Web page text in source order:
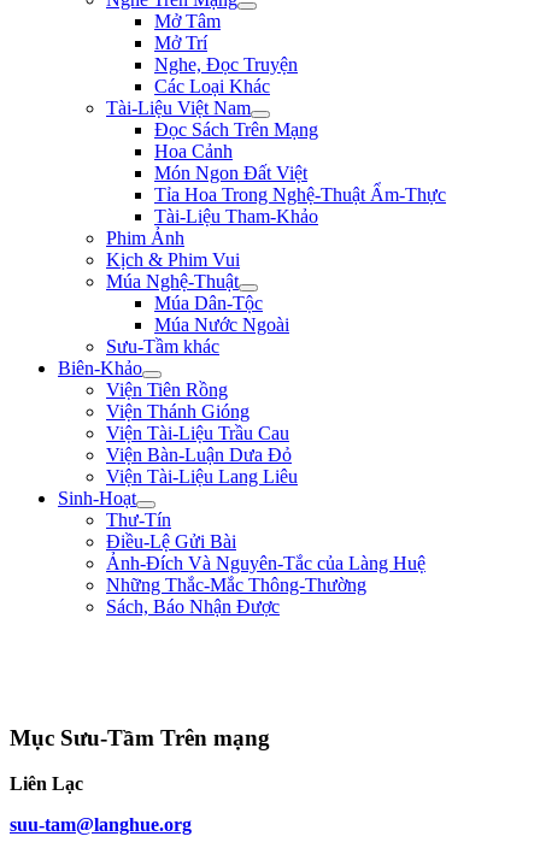
Mở Tâm
Mở Trí
Nghe, Đọc Truyện
Các Loại Khác
Tài-Liệu Việt Nam
Đọc Sách Trên Mạng
Hoa Cảnh
Món Ngon Đất Việt
Tỉa Hoa Trong Nghệ-Thuật Ẩm-Thực
Tài-Liệu Tham-Khảo
Phim Ảnh
Kịch & Phim Vui
Múa Nghệ-Thuật
Múa Dân-Tộc
Múa Nước Ngoài
Sưu-Tầm khác
Biên-Khảo
Viện Tiên Rồng
Viện Thánh Gióng
Viện Tài-Liệu Trầu Cau
Viện Bàn-Luận Dưa Đỏ
Viện Tài-Liệu Lang Liêu
Sinh-Hoạt
Thư-Tín
Điều-Lệ Gửi Bài
Ảnh-Đích Và Nguyên-Tắc của Làng Huệ
Những Thắc-Mắc Thông-Thường
Sách, Báo Nhận Được
Mục Sưu-Tầm Trên mạng
Liên Lạc
suu-tam@langhue.org